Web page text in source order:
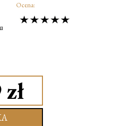
Ocena: